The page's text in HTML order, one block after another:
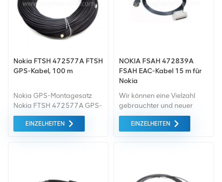
Nokia FTSH 472577A FTSH
GPS-Kabel, 100 m
Nokia GPS-Montagesatz
Nokia FTSH 472577A GPS-
KABEL MONTAGE 100 m für
Basisstation.
EINZELHEITEN
NOKIA FSAH 472839A
FSAH EAC-Kabel 15 m für
Nokia
Wir können eine Vielzahl
gebrauchter und neuer
Nokia Warnkabel anbieten
B. 472839A FSAH. Wenn
haben, teilen Sie uns dies
EINZELHEITEN